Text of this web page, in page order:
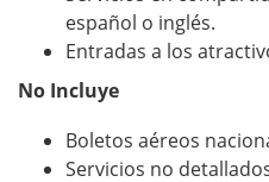
español o inglés.
Entradas a los
No Incluye
Boletos aéreos
Servicios no